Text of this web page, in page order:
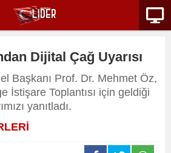
Dijital Çağ Uyarısı
Başkanı Prof. Dr. Mehmet Öz,
İstişare Toplantısı için geldiği
yanıtladı.